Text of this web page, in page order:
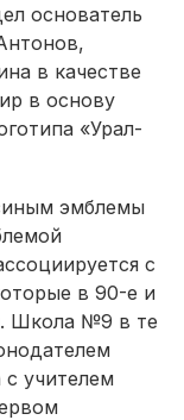
основатель
в качестве
в основу
«Урал-
эмблемы
с
в 90-е и
Школа №9 в те
учителем